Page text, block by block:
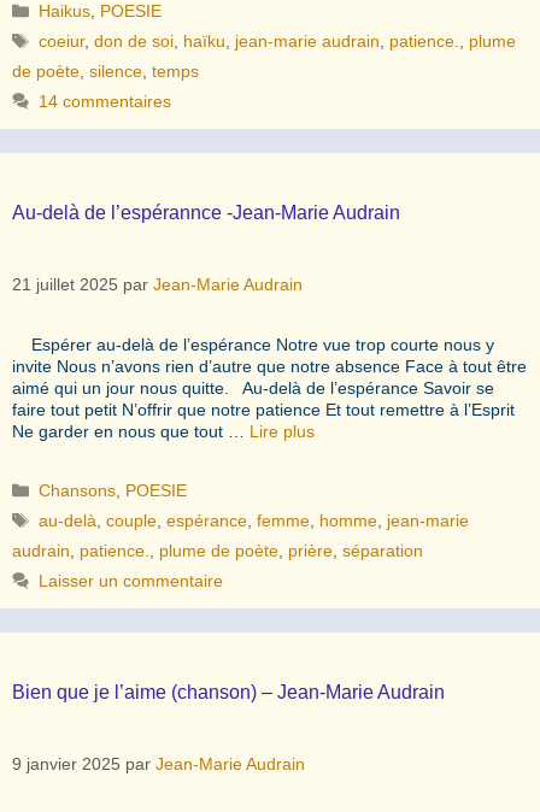
Catégories
Haikus POESIE
Étiquettes
coeiur,don de soi haïku jean-marie audrain patience.
plume
de poète silence temps
14 commentaires
Au-delà de l’espérannce -Jean-Marie Audrain
21 juillet 2025 par Jean-Marie Audrain
Espérer au-delà de l’espérance Notre vue trop courte nous y
invite Nous n’avons rien d’autre que notre absence Face à tout être
aimé qui un jour nous quitte. Au-delà de l’espérance Savoir se
faire tout petit N’offrir que notre patience Et tout remettre à l’Esprit
Ne garder en nous que tout … Lire plus
Catégories
Chansons POESIE
Étiquettes
au-delà ,couple ,espérance ,femme homme jean-marie
audrain
patience. plume de poète prière séparation
Laisser un commentaire
Bien que je l’aime (chanson) – Jean-Marie Audrain
9 janvier 2025 par Jean-Marie Audrain